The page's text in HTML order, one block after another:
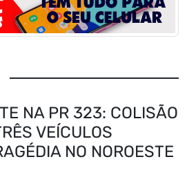
NA PR 323: COLISÃO
VEÍCULOS
NO NOROESTE